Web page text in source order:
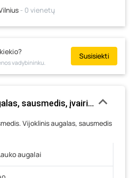
- 0 vienetų
- 0 vienetų
- 1 vienetas
g. 6, Utena- 0 vienetų
- 0 vienetų
vadybininku.
Susisiekti
sausmedis, įvairios
Vijoklinis augalas, sausmedis
augalai